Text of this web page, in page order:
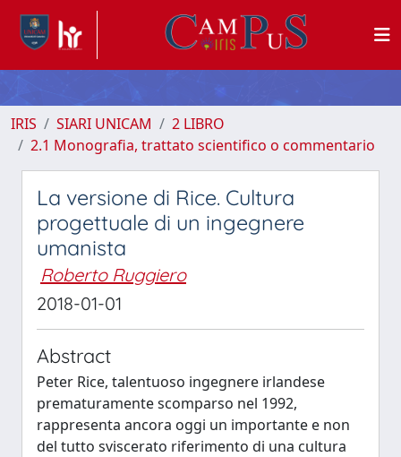
IRIS SIARI UNICAM
2 LIBRO
2.1 Monografia, trattato scientifico o commentario
La versione di Rice. Cultura
progettuale di un ingegnere
umanista
Roberto Ruggiero
2018-01-01
Abstract
Peter Rice, talentuoso ingegnere irlandese
prematuramente scomparso nel 1992,
rappresenta ancora oggi un importante e non
del tutto sviscerato riferimento di una cultura